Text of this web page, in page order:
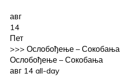
авг
14
Пет
>>> Ослобођење – Сокобања
Ослобођење – Сокобања
авг 14 all-day